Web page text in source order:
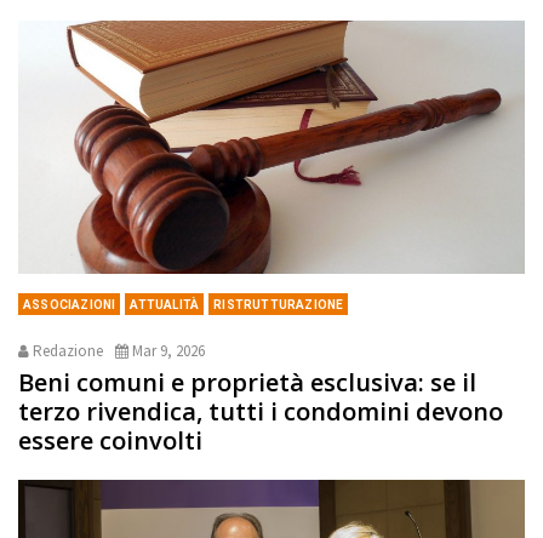
ASSOCIAZIONI ATTUALITÀ RISTRUTTURAZIONE
Redazione Mar 9, 2026
Beni comuni e proprietà esclusiva: se il
terzo rivendica, tutti i condomini devono
essere coinvolti